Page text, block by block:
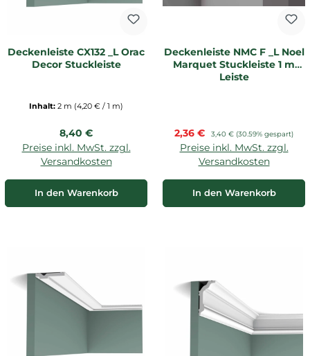
Deckenleiste CX132 _L Orac
Decor Stuckleiste
Inhalt: 2 m (4,20 € / 1 m)
Regulärer Preis:
8,40 €
Preise inkl. MwSt. zzgl.
Versandkosten
In den Warenkorb
Deckenleiste NMC F _L Noel
Marquet Stuckleiste 1 m
Leiste
Verkaufspreis:
2,36 € Regulärer Preis:
3,40 € (30.59% gespart)
Preise inkl. MwSt. zzgl.
Versandkosten
In den Warenkorb